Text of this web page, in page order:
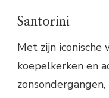
Santorini
Met zijn
koepelkerken en